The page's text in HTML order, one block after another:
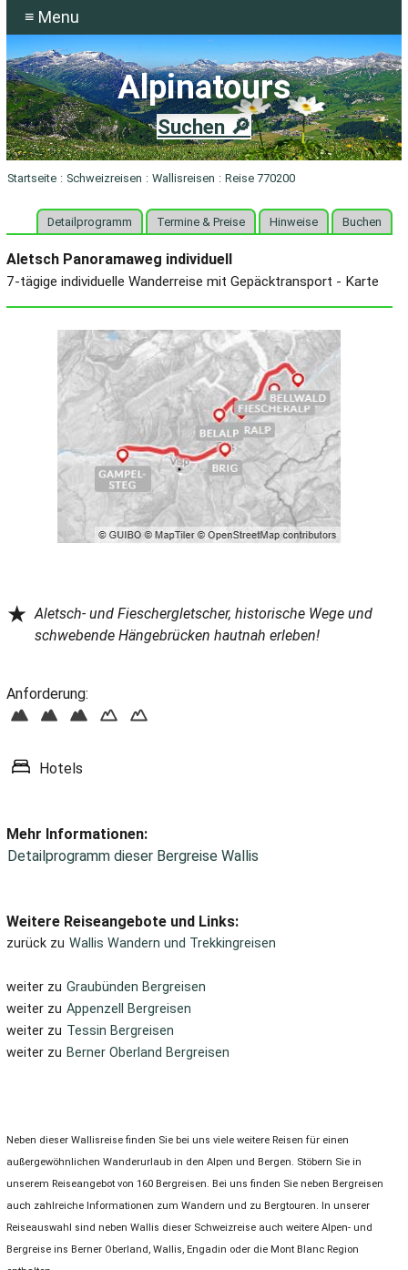
≡ Menu
Suchen 🔎
Alpinatours
Startseite : Schweizreisen : Wallisreisen : Reise 770200
Detailprogramm Termine & Preise Hinweise Buchen
Aletsch Panoramaweg individuell
7-tägige individuelle Wanderreise mit Gepäcktransport - Karte
★ Aletsch- und Fieschergletscher, historische Wege und
schwebende Hängebrücken hautnah erleben!
Anforderung:
Hotels
Mehr Informationen:
Detailprogramm dieser Bergreise Wallis
Weitere Reiseangebote und Links:
zurück zu Wallis Wandern und Trekkingreisen
weiter zu Graubünden Bergreisen
weiter zu Appenzell Bergreisen
weiter zu Tessin Bergreisen
weiter zu Berner Oberland Bergreisen
Neben dieser Wallisreise finden Sie bei uns viele weitere Reisen für einen
außergewöhnlichen Wanderurlaub in den Alpen und Bergen. Stöbern Sie in
unserem Reiseangebot von 160 Bergreisen. Bei uns finden Sie neben Bergreisen
auch zahlreiche Informationen zum Wandern und zu Bergtouren. In unserer
Reiseauswahl sind neben Wallis dieser Schweizreise auch weitere Alpen- und
Bergreise ins Berner Oberland, Wallis, Engadin oder die Mont Blanc Region